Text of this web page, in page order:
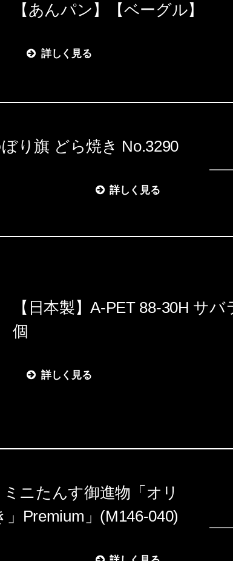
【あんパン】【ベーグル】
詳しく見る
り旗 どら焼き No.3290
詳しく見る
【日本製】A-PET 88-30H サ
個
詳しく見る
ニたんす御進物「オリ
Premium」(M146-040)